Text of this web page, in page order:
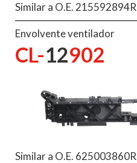
Similar a O.E. 215592894R
Envolvente ventilador
CL-12902
Similar a O.E. 625003860R